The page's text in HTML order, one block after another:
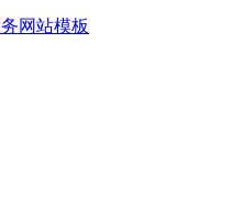
网站模板